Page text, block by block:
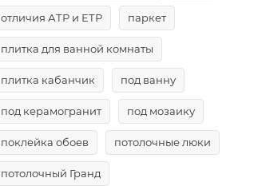
отличия АТР и ЕТР паркет
плитка для ванной комнаты
плитка кабанчик под ванну
под керамогранит под мозаику
поклейка обоев потолочные люки
потолочный Гранд